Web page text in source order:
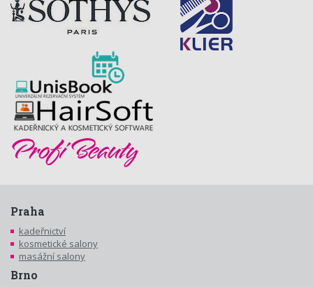
Praha
kadeřnictví
kosmetické salony
masážní salony
Brno